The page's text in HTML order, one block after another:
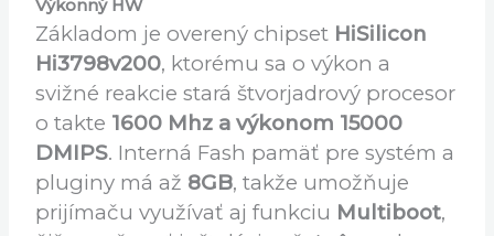
Výkonný HW
Základom je overený chipsetHiSilicon
Hi3798v200, ktorému sa o výkon a
svižné reakcie stará štvorjadrový procesor